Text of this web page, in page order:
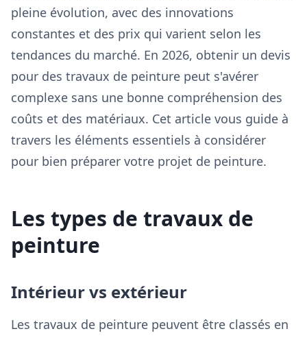
pleine évolution, avec des innovations
constantes et des prix qui varient selon les
tendances du marché. En 2026, obtenir un devis
pour des travaux de peinture peut s'avérer
complexe sans une bonne compréhension des
coûts et des matériaux. Cet article vous guide à
travers les éléments essentiels à considérer
pour bien préparer votre projet de peinture.
Les types de travaux de
peinture
Intérieur vs extérieur
Les travaux de peinture peuvent être classés en